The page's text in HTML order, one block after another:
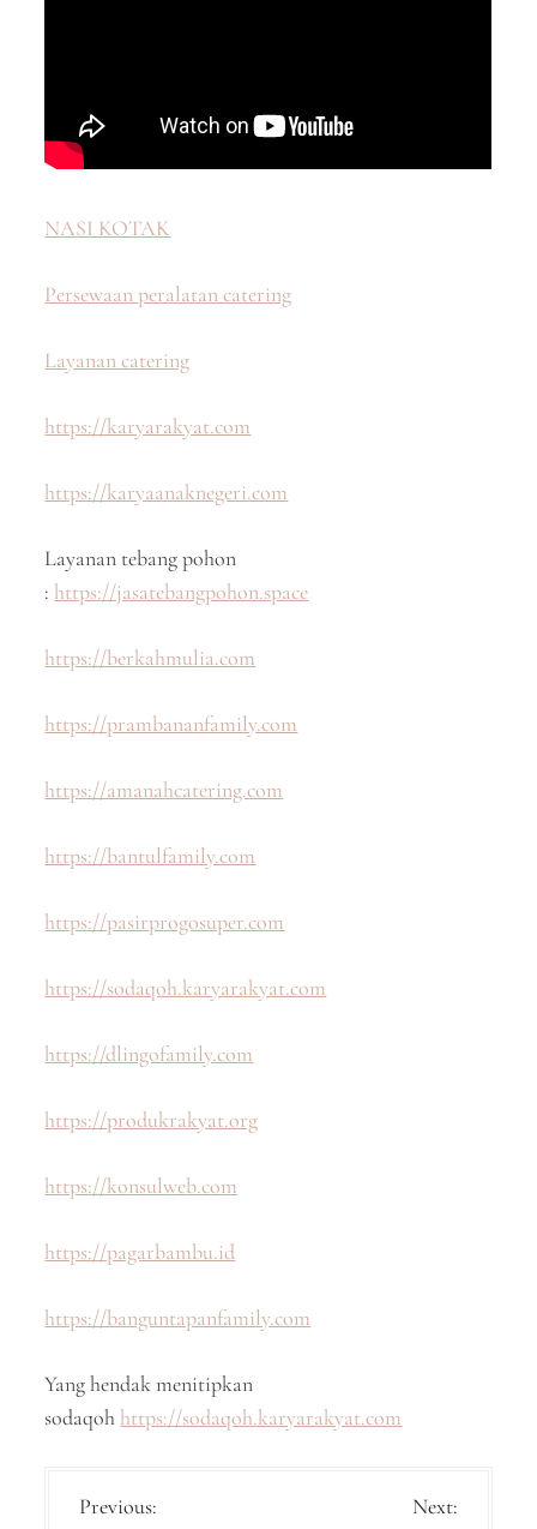
NASI KOTAK
Persewaan peralatan catering
Layanan catering
https://karyarakyat.com
https://karyaanaknegeri.com
Layanan tebang pohon
: https://jasatebangpohon.space
https://berkahmulia.com
https://prambananfamily.com
https://amanahcatering.com
https://bantulfamily.com
https://pasirprogosuper.com
https://sodaqoh.karyarakyat.com
https://dlingofamily.com
https://produkrakyat.org
https://konsulweb.com
https://pagarbambu.id
https://banguntapanfamily.com
Yang hendak menitipkan
sodaqoh https://sodaqoh.karyarakyat.com
P
Previous:
Next: